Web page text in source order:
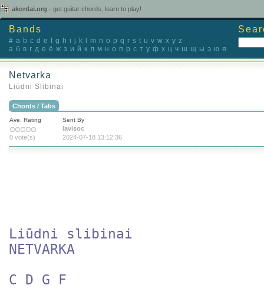
akordai.org - get guitar chords, learn to play!
Bands
# a b c d e f g h i j k m n o p q r s t u v w x y z
а б в г д е ё ж з и й к л м н о п р с т у ф х ц ч ш щ ы э ю я
Netvarka
Liūdni Slibinai
Chords / Tabs
Ave. Rating
0 vote(s)
Sent By
lavisoc
2024-07-18 13:12:36
Liūdni slibinai
NETVARKA
C D G F